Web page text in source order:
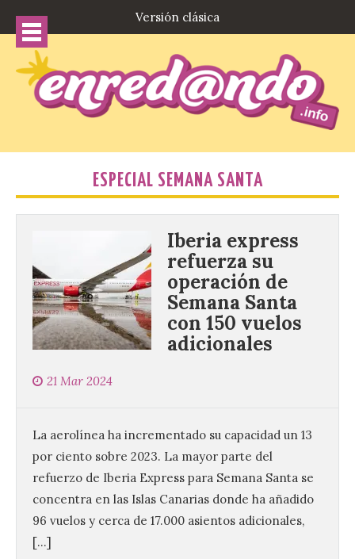
Versión clásica
ESPECIAL SEMANA SANTA
Iberia express
refuerza su
operación de
Semana Santa
con 150 vuelos
adicionales
21 Mar 2024
La aerolínea ha incrementado su capacidad un 13
por ciento sobre 2023. La mayor parte del
refuerzo de Iberia Express para Semana Santa se
concentra en las Islas Canarias donde ha añadido
96 vuelos y cerca de 17.000 asientos adicionales,
[…]